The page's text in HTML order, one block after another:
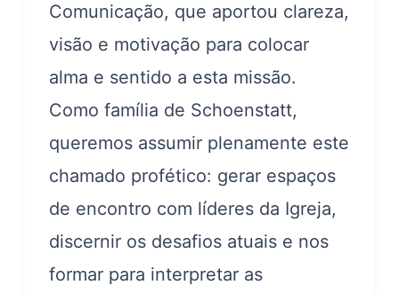
Comunicação, que aportou clareza,
visão e motivação para colocar
alma e sentido a esta missão.
Como família de Schoenstatt,
queremos assumir plenamente este
chamado profético: gerar espaços
de encontro com líderes da Igreja,
discernir os desafios atuais e nos
formar para interpretar as